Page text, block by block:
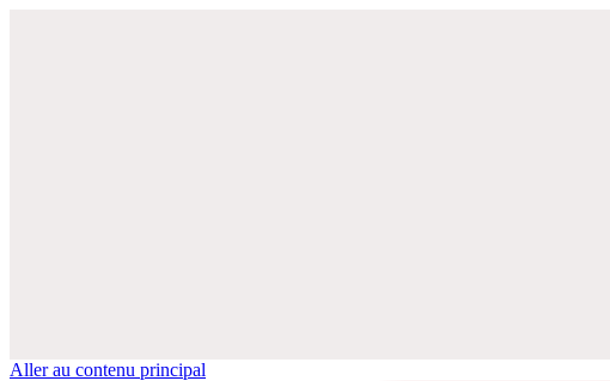
Aller au contenu principal